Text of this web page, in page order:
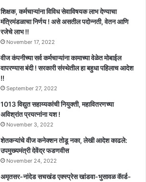
शिक्षक, कर्मचाऱ्यांना विविध सेवाविषयक लाभ देण्याचा
मंत्रिमंडळाचा निर्णय ! असे असतील पदोन्नती, वेतन आणि
रजेचे लाभ !!
November 17, 2022
वीज कंपनीच्या सर्व कर्मचाऱ्यांना कामाच्या वेळेत मोबाईल
वापरण्यास बंदी ! सरकारी संस्थेतील हा बहुधा पहिलाच आदेश
!!
September 27, 2022
1013 विद्युत सहाय्यकांची नियुक्ती, महावितरणच्या
अविश्रांत प्रयत्नांना यश !
November 3, 2022
शेतकऱ्यांचे वीज कनेक्शन तोडू नका, लेखी आदेश काढले:
उपमुख्यमंत्री देवेंद्र फडणवीस
November 24, 2022
अमृतसर-नांदेड सचखंड एक्स्प्रेस खांडवा-भुसावळ कॅार्ड-